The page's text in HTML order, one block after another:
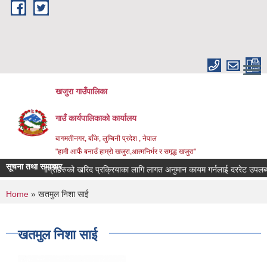
Skip to main content
खजुरा गाउँपालिका
गाउँ कार्यपालिकाको कार्यालय
बागमतीनगर, बाँके, लुम्बिनी प्रदेश , नेपाल
"हामी आफैँ बनाउँ हाम्रो खजुरा,आत्मनिर्भर र समृद्ध खजुरा"
सूचना तथा समाचार
सामाग्रीहरुको खरिद प्रक्रियाका लागि लागत अनुमान कायम गर्नलाई दररेट उपलब्ध
You are here
Home » खतमुल निशा साई
खतमुल निशा साई